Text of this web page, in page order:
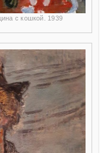
с кошкой. 1939